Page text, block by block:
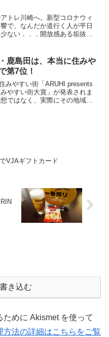
トレ川崎へ。新型コロナウィ
で、なんだか道行く人が平日
ない．．．開放感ある垢抜け
の中央北口脇にあるエスカレー
てすぐのとこ...
鹿島田は、本当に住みや
第7位！
みやすい街「ARUHI presents
やすい街大賞」が発表されま
ではなく、実際にその地域
VJAギフトカード
き込む
めに Akismet を使って
方法の詳細はこちらをご覧